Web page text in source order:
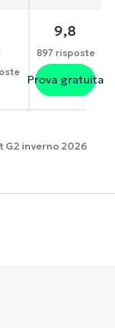
9,8
897 risposte
Prova gratuita
G2 inverno 2026